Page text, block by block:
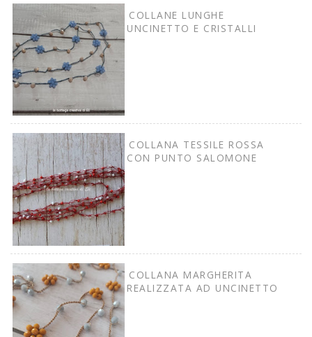
COLLANE LUNGHE
UNCINETTO E CRISTALLI
COLLANA TESSILE ROSSA
CON PUNTO SALOMONE
COLLANA MARGHERITA
REALIZZATA AD UNCINETTO